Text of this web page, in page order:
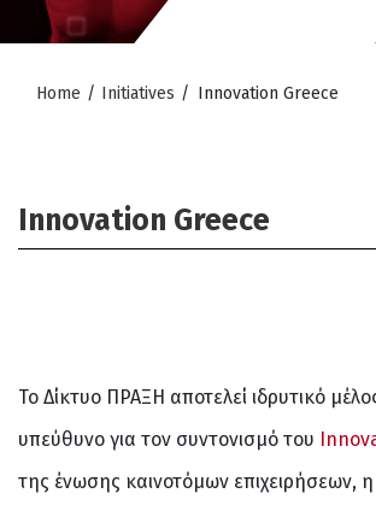
Home / Initiatives / Innovation Greece
Innovation Greece
Το Δίκτυο ΠΡΑΞΗ αποτελεί ιδρυτικό
υπεύθυνο για τον συντονισμό του
της ένωσης καινοτόμων επιχειρήσεων, η